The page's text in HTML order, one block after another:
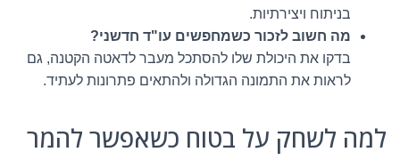
בניתוח ויצירתיות.
מה חשוב לזכור כשמחפשים עו"ד חדשני?
בדקו את היכולת שלו להסתכל מעבר לדאטה הקטנה, גם
לראות את התמונה הגדולה ולהתאים פתרונות לעתיד.
למה לשחק על בטוח כשאפשר להמר